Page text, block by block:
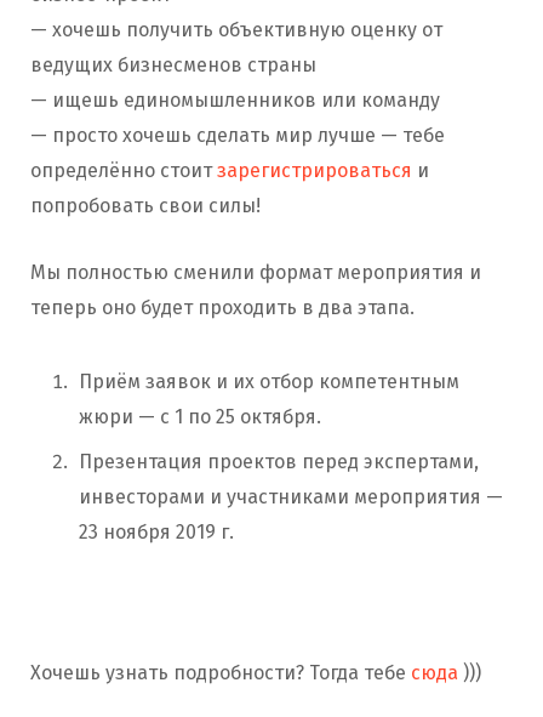
— хочешь получить объективную оценку от
ведущих бизнесменов страны
— ищешь единомышленников или команду
— просто хочешь сделать мир лучше — тебе
определённо стоитзарегистрироваться и
попробовать свои силы!
Мы полностью сменили формат мероприятия и
теперь оно будет проходить в два этапа.
Приём заявок и их отбор компетентным
жюри — с 1 по 25 октября.
Презентация проектов перед экспертами,
инвесторами и участниками мероприятия —
23 ноября 2019 г.
Хочешь узнать подробности? Тогда тебе сюда )))